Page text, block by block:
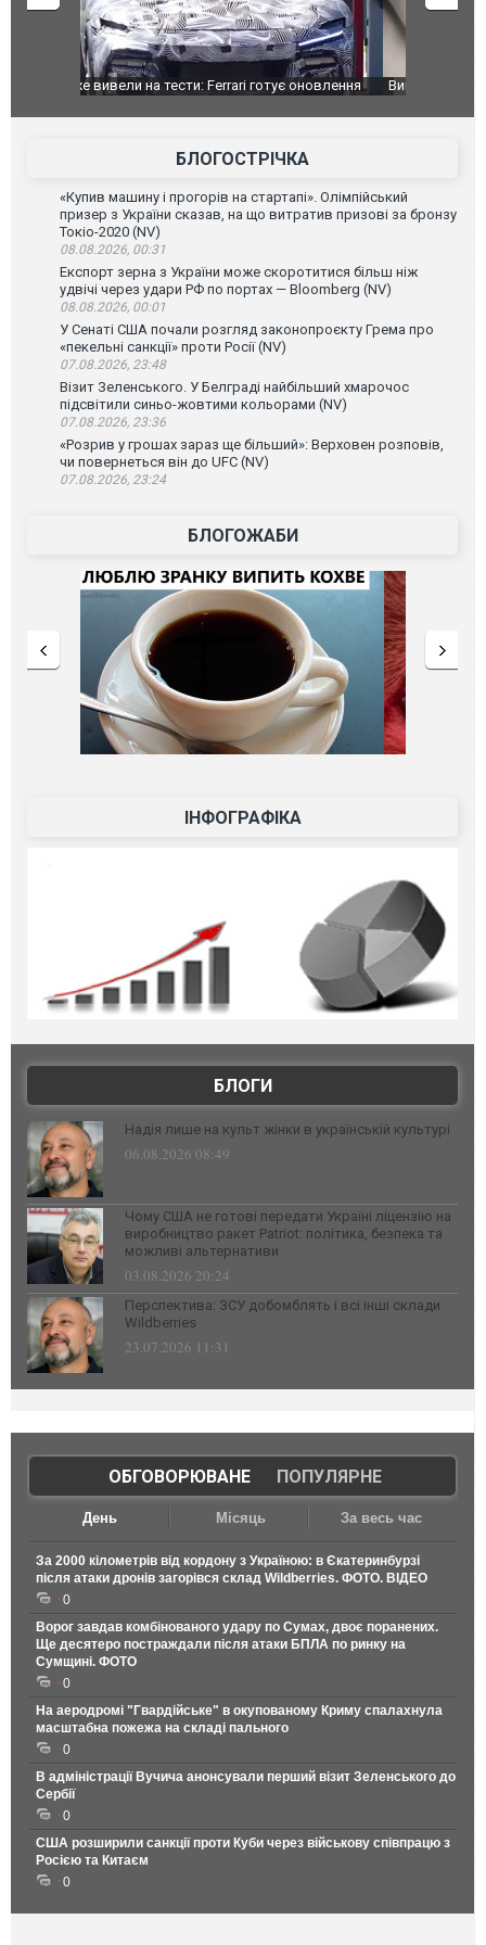
Вийшов трейлер нової екранізації легендарного
БЛОГОСТРІЧКА
«Купив машину і прогорів на стартапі». Олімпійський
призер з України сказав, на що витратив призові за бронзу
Токіо-2020 (NV)
08.08.2026, 00:31
Експорт зерна з України може скоротитися більш ніж
удвічі через удари РФ по портах — Bloomberg (NV)
08.08.2026, 00:01
У Сенаті США почали розгляд законопроєкту Грема про
«пекельні санкції» проти Росії (NV)
07.08.2026, 23:48
Візит Зеленського. У Белграді найбільший хмарочос
підсвітили синьо-жовтими кольорами (NV)
07.08.2026, 23:36
«Розрив у грошах зараз ще більший»: Верховен розповів,
чи повернеться він до UFC (NV)
07.08.2026, 23:24
БЛОГОЖАБИ
ІНФОГРАФІКА
БЛОГИ
Надія лише на культ жінки в українській культурі
06.08.2026 08:49
Чому США не готові передати Україні ліцензію на
виробництво ракет Patriot: політика, безпека та
можливі альтернативи
03.08.2026 20:24
Перспектива: ЗСУ добомблять і всі інші склади
Wildberries
23.07.2026 11:31
ОБГОВОРЮВАНЕ| ПОПУЛЯРНЕ
День Місяць За весь час
За 2000 кілометрів від кордону з Україною: в Єкатеринбурзі
після атаки дронів загорівся склад Wildberries. ФОТО. ВІДЕО
0
Ворог завдав комбінованого удару по Сумах, двоє поранених.
Ще десятеро постраждали після атаки БПЛА по ринку на
Сумщині. ФОТО
0
На аеродромі "Гвардійське" в окупованому Криму спалахнула
масштабна пожежа на складі пального
0
В адміністрації Вучича анонсували перший візит Зеленського до
Сербії
0
США розширили санкції проти Куби через військову співпрацю з
Росією та Китаєм
0